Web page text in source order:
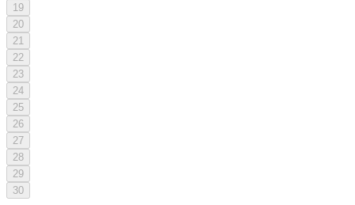
19
20
21
22
23
24
25
26
27
28
29
30